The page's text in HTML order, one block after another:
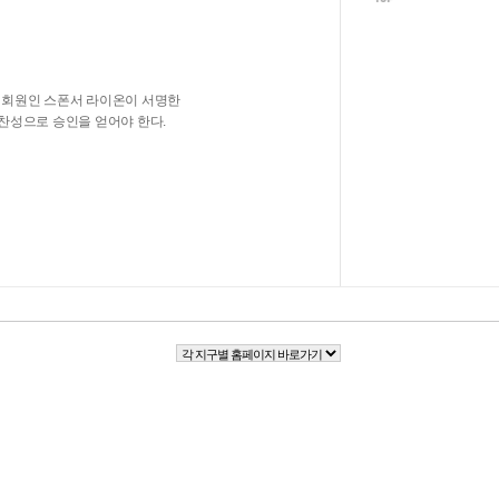
원인 스폰서 라이온이 서명한
성으로 승인을 얻어야 한다.